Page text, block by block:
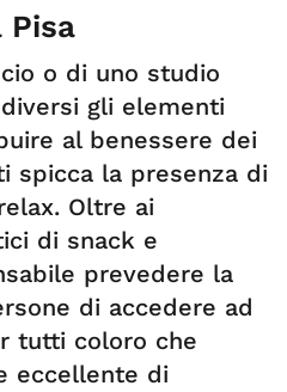
Pisa
o di uno studio
gli elementi
al benessere dei
spicca la presenza di
Oltre ai
di snack e
prevedere la
di accedere ad
tutti coloro che
eccellente di